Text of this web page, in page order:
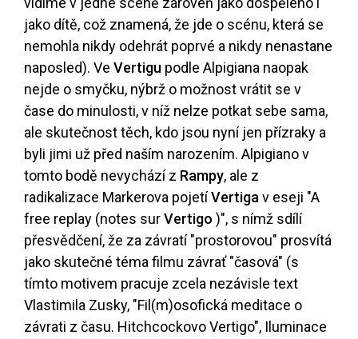
jako dítě, což znamená, že jde o scénu, která se
nemohla nikdy odehrát poprvé a nikdy nenastane
naposled). Ve Vertigu podle Alpigiana naopak
nejde o smyčku, nýbrž o možnost vrátit se v
čase do minulosti, v níž nelze potkat sebe sama,
ale skutečnost těch, kdo jsou nyní jen přízraky a
byli jimi už před naším narozením. Alpigiano v
tomto bodě nevychází z Rampy, ale z
radikalizace Markerova pojetíVertigav eseji "A
free replay (notes surVertigo )", s nímž sdílí
přesvědčení, že za závratí "prostorovou" prosvítá
jako skutečné téma filmu závrať "časová" (s
tímto motivem pracuje zcela nezávisle text
Vlastimila Zusky, "Fil(m)osofická meditace o
závrati z času. Hitchcockovo Vertigo", Iluminace